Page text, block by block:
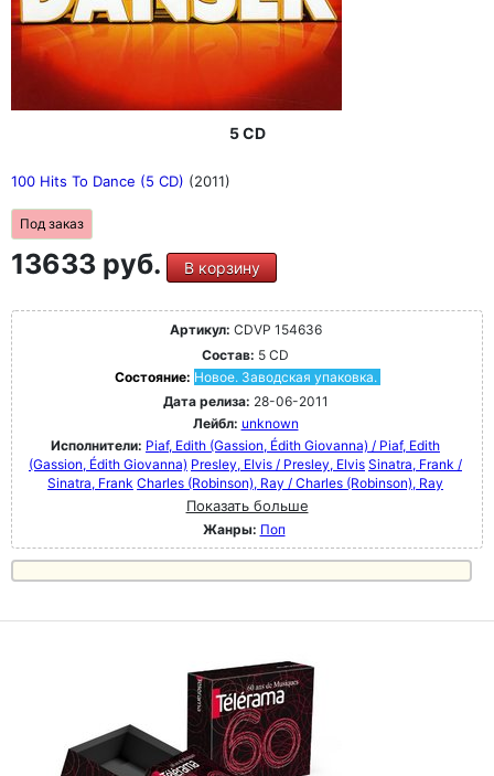
5 CD
100 Hits To Dance (5 CD) (2011)
Под заказ
13633 руб. В корзину
Артикул: CDVP 154636
Состав: 5 CD
Состояние: Новое. Заводская упаковка.
Дата релиза: 28-06-2011
Лейбл: unknown
Исполнители: Piaf, Edith (Gassion, Édith Giovanna) / Piaf, Edith
(Gassion, Édith Giovanna) Presley, Elvis / Presley, Elvis Sinatra, Frank /
Sinatra, Frank Charles (Robinson), Ray / Charles (Robinson), Ray
Показать больше
Жанры: Поп